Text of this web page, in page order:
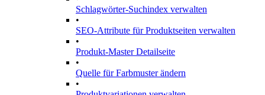
Schlagwörter-Suchindex verwalten
•
SEO-Attribute für Produktseiten verwalten
•
Produkt-Master Detailseite
•
Quelle für Farbmuster ändern
•